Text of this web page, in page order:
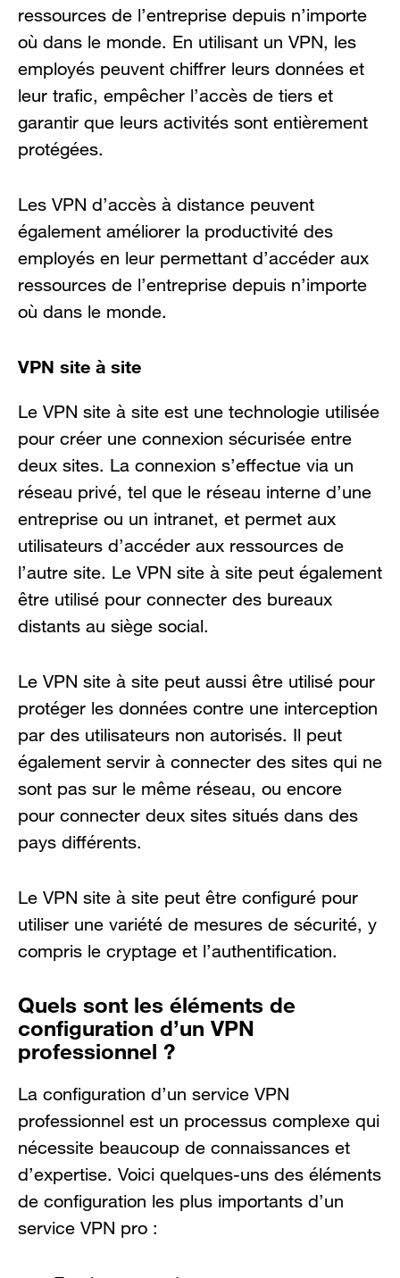
ressources de l’entreprise depuis n’importe
où dans le monde. En utilisant un VPN, les
employés peuvent chiffrer leurs données et
leur trafic, empêcher l’accès de tiers et
garantir que leurs activités sont entièrement
protégées.
Les VPN d’accès à distance peuvent
également améliorer la productivité des
employés en leur permettant d’accéder aux
ressources de l’entreprise depuis n’importe
où dans le monde.
VPN site à site
Le VPN site à site est une technologie utilisée
pour créer une connexion sécurisée entre
deux sites. La connexion s’effectue via un
réseau privé, tel que le réseau interne d’une
entreprise ou un intranet, et permet aux
utilisateurs d’accéder aux ressources de
l’autre site. Le VPN site à site peut également
être utilisé pour connecter des bureaux
distants au siège social.
Le VPN site à site peut aussi être utilisé pour
protéger les données contre une interception
par des utilisateurs non autorisés. Il peut
également servir à connecter des sites qui ne
sont pas sur le même réseau, ou encore
pour connecter deux sites situés dans des
pays différents.
Le VPN site à site peut être configuré pour
utiliser une variété de mesures de sécurité, y
compris le cryptage et l’authentification.
Quels sont les éléments de
configuration d’un VPN
professionnel ?
La configuration d’un service VPN
professionnel est un processus complexe qui
nécessite beaucoup de connaissances et
d’expertise. Voici quelques-uns des éléments
de configuration les plus importants d’un
service VPN pro :